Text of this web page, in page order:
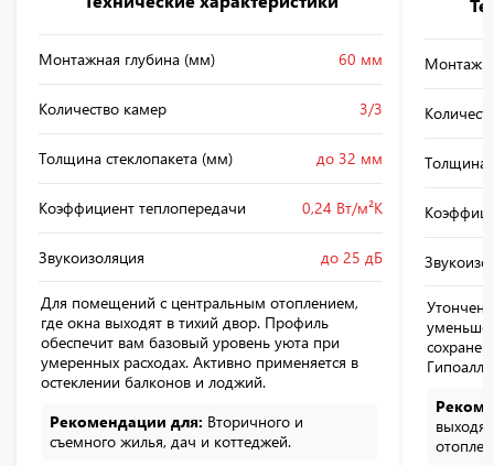
Монтажная глубина (мм) 60 мм
Количество камер 3/3
Толщина стеклопакета (мм) до 32 мм
Коэффициент теплопередачи 0,24 Вт/м²К
Звукоизоляция до 25 дБ
Для помещений с центральным отоплением,
где окна выходят в тихий двор. Профиль
обеспечит вам базовый уровень уюта при
умеренных расходах. Активно применяется в
остеклении балконов и лоджий.
Рекомендации для: Вторичного и
съемного жилья, дач и коттеджей.
Толщина